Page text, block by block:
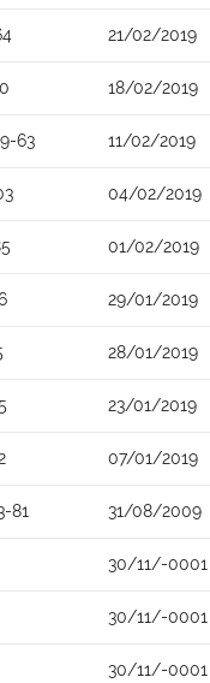
21/02/2019
18/02/2019
63 11/02/2019
04/02/2019
01/02/2019
29/01/2019
28/01/2019
23/01/2019
07/01/2019
81 31/08/2009
30/11/-0001
30/11/-0001
30/11/-0001